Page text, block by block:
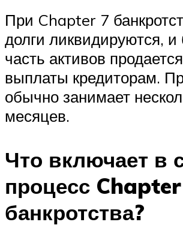
При Chapter 7
долги ликвидируются,
часть активов
выплаты кредиторам.
обычно занимает
месяцев.
Что включает в
процесс
банкротства?